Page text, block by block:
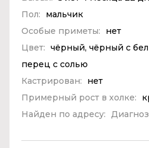
Пол:
мальчик
Особые приметы:
нет
Цвет: чёрный, чёрный с
перец с солью
Кастрирован:
нет
Примерный рост в холке:
Найден по адресу: